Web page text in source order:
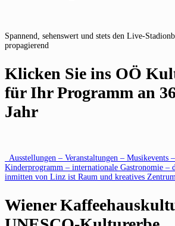
Spannend, sehenswert und stets den Live-
propagierend
Klicken Sie ins OÖ
für Ihr Programm an
Jahr
Ausstellungen – Veranstaltungen – Musikevents
Kinderprogramm – internationale Gastronomie –
inmitten von Linz ist Raum und kreatives
Wiener